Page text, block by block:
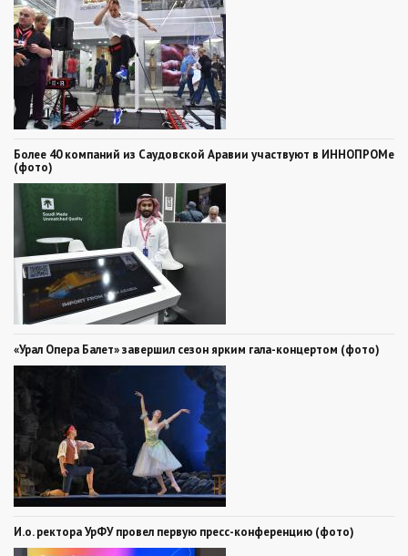
Более 40 компаний из Саудовской Аравии участвуют в ИННОПРОМе
(фото)
«Урал Опера Балет» завершил сезон ярким гала-концертом (фото)
И.о. ректора УрФУ провел первую пресс-конференцию (фото)